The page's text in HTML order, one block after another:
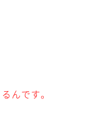
んです。